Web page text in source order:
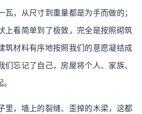
瓦，从尺寸到重量都是为手而做的；
上看简单到了极致，完全是按照砌筑
筑材料有序地按照我们的意愿凝结成
们忘记了自己，房屋将个人、家族、
里，墙上的裂缝、歪掉的木梁，这都